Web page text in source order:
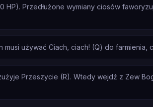
HP). Przedłużone wymiany ciosów
musi używać Ciach, ciach! (Q) do farmienia,
Przeszycie (R). Wtedy wejdź z Zew